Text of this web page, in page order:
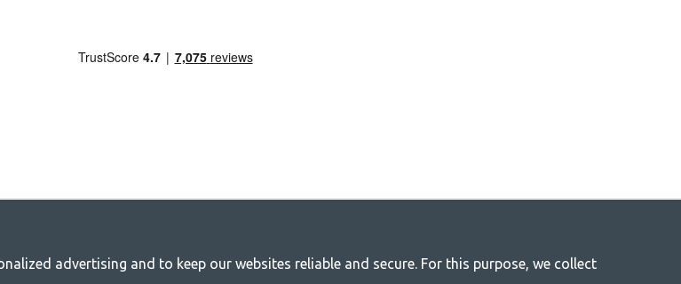
shop for camping and outdoor life
advertising and to keep our websites reliable and secure. For this purpose, we collect